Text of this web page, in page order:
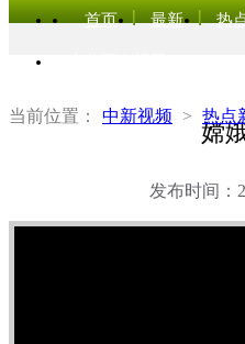
首页 最新 热
当前位置： 中新视频 > 热点
嫦
发布时间：